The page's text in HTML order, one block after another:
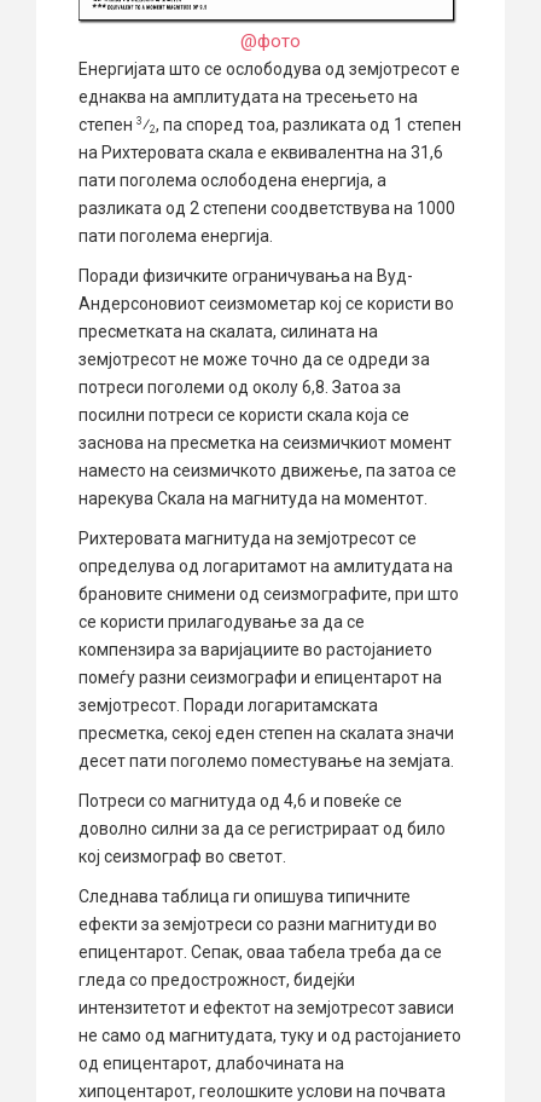
@фото
Енергијата што се ослободува од земјотресот е
еднаква на амплитудата на тресењето на
степен 3⁄2, па според тоа, разликата од 1 степен
на Рихтеровата скала е еквивалентна на 31,6
пати поголема ослободена енергија, а
разликата од 2 степени соодветствува на 1000
пати поголема енергија.
Поради физичките ограничувања на Вуд-
Андерсоновиот сеизмометар кој се користи во
пресметката на скалата, силината на
земјотресот не може точно да се одреди за
потреси поголеми од околу 6,8. Затоа за
посилни потреси се користи скала која се
заснова на пресметка на сеизмичкиот момент
наместо на сеизмичкото движење, па затоа се
нарекува Скала на магнитуда на моментот.
Рихтеровата магнитуда на земјотресот се
определува од логаритамот на амлитудата на
брановите снимени од сеизмографите, при што
се користи прилагодување за да се
компензира за варијациите во растојанието
помеѓу разни сеизмографи и епицентарот на
земјотресот. Поради логаритамската
пресметка, секој еден степен на скалата значи
десет пати поголемо поместување на земјата.
Потреси со магнитуда од 4,6 и повеќе се
доволно силни за да се регистрираат од било
кој сеизмограф во светот.
Следнава таблица ги опишува типичните
ефекти за земјотреси со разни магнитуди во
епицентарот. Сепак, оваа табела треба да се
гледа со предострожност, бидејќи
интензитетот и ефектот на земјотресот зависи
не само од магнитудата, туку и од растојанието
од епицентарот, длабочината на
хипоцентарот, геолошките услови на почвата